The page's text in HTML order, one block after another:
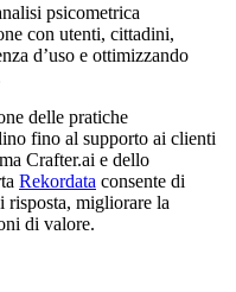
psicometrica
con utenti, cittadini,
d’uso e ottimizzando
delle pratiche
fino al supporto ai clienti
Crafter.ai e dello
Rekordata consente di
risposta, migliorare la
di valore.